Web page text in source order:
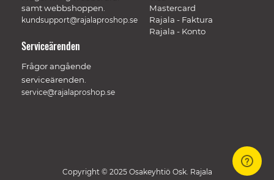
Mastercard
Rajala - Faktura
Rajala - Konto
samt webbshoppen.
kundsupport@rajalaproshop.se
Serviceärenden
Frågor angående
serviceärenden.
service@rajalaproshop.se
Copyright © 2025 Osakeyhtiö Osk. Rajala